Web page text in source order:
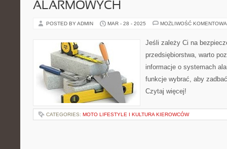
ALARMOWYCH
POSTED BY ADMIN MAR - 28 - 2025 MOŻLIWOŚĆ
Jeśli zależy Ci na
przedsiębiorstwa, warto
informacje o systemach
funkcje wybrać, aby
Czytaj więcej!
CATEGORIES: MOTO LIFESTYLE I KULTURA KIEROWCÓW